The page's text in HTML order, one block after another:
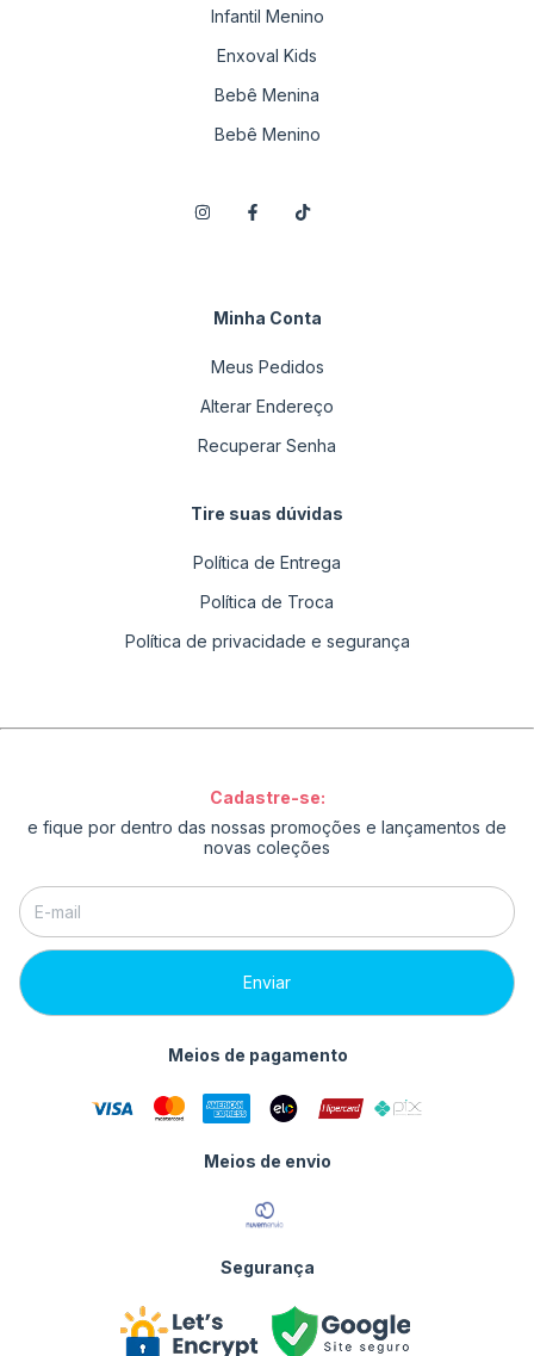
Infantil Menino
Enxoval Kids
Bebê Menina
Bebê Menino
Minha Conta
Meus Pedidos
Alterar Endereço
Recuperar Senha
Tire suas dúvidas
Política de Entrega
Política de Troca
Política de privacidade e segurança
Cadastre-se:
e fique por dentro das nossas promoções e lançamentos de
novas coleções
Meios de pagamento
Meios de envio
Segurança